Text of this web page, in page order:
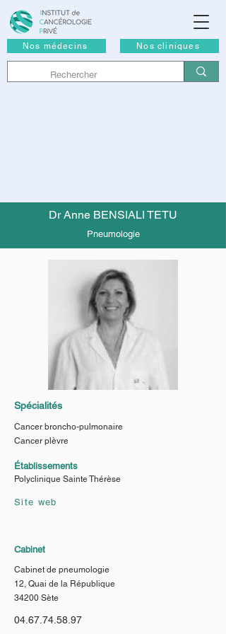
Nos médecins Nos cliniques
Dr Anne BENSIALI TETU
Pneumologie
Spécialités
Cancer broncho-pulmonaire
Cancer plèvre
Établissements
Polyclinique Sainte Thérèse
Site web
Cabinet
Cabinet de pneumologie
12, Quai de la République
34200 Sète
04.67.74.58.97